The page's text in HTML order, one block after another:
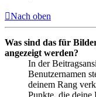
Nach oben
Was sind das für
angezeigt werden?
In der
Benutzernamen
deinem Rang
Punkte, die deine